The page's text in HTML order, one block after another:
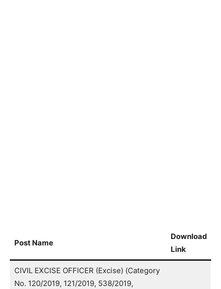
Post Name
Download
Link
CIVIL EXCISE OFFICER (Excise) (Category
No. 120/2019, 121/2019, 538/2019,